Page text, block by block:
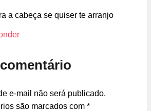
a cabeça se quiser te arranjo
e-mail não será publicado.
são marcados com *